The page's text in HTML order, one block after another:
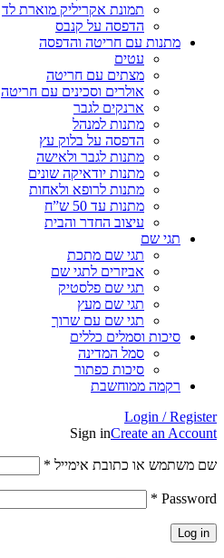
תמונת אקריליק מוארת לד
הדפסה על קנבס
מתנות עם חריטה והדפסה
עטים
מצתים עם חריטה
אולרים וסכינים עם חריטה
ארנקים לגבר
מתנות למנהל
הדפסה על בלוק עץ
מתנות לגבר ולאישה
מתנות יודאיקה שונים
מתנות לרופא ולאחות
מתנות עד 50 ש”ח
עיצוב החדר והבית
תגי שם
תגי שם מתכת
אביזרים לתגי שם
תגי שם פלסטיק
תגי שם מעץ
תגי שם עם שרוך
סיכות וסמלים כללים
סמל המדינה
סיכות כפתור
רקמה ממוחשבת
Login / Register
Sign inCreate an Account
שם משתמש או כתובת אימייל *
Password
*
Log in